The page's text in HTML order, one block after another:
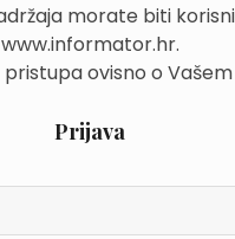
morate biti
www.informator.hr.
pristupa ovisno o
Prijava